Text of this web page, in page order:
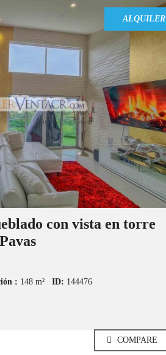
ALQUILER
con vista en torre
: 148 m² ID: 144476
COMPARE